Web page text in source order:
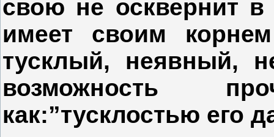
свою не осквернит
имеет своим
тусклый, неявный,
возможность
как:”тусклостью его